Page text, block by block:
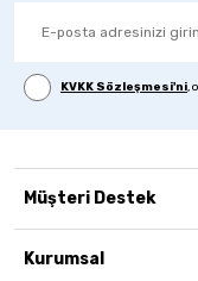
KVKK Sözleşmesi'ni,
Müşteri Destek
Kurumsal